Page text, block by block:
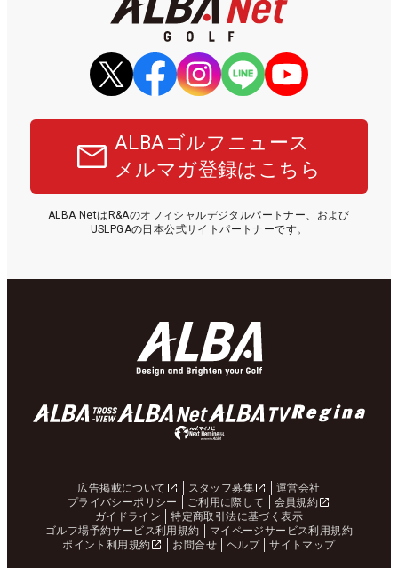
ALBAゴルフニュース
メルマガ登録はこちら
ALBA NetはR&Aのオフィシャルデジタルパートナー、および
USLPGAの日本公式サイトパートナーです。
広告掲載について スタッフ募集
運営会社
プライバシーポリシー
ご利用に際して
会員規約
ガイドライン
特定商取引法に基づく表示
ゴルフ場予約サービス利用規約
マイページサービス利用規約
ポイント利用規約
お問合せ ヘルプ サイトマップ